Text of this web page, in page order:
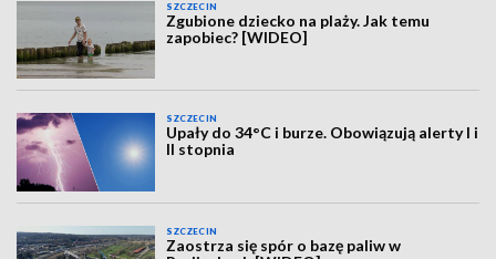
SZCZECIN
Zgubione dziecko na plaży. Jak temu
zapobiec? [WIDEO]
SZCZECIN
Upały do 34°C i burze. Obowiązują alerty I i
II stopnia
SZCZECIN
Zaostrza się spór o bazę paliw w